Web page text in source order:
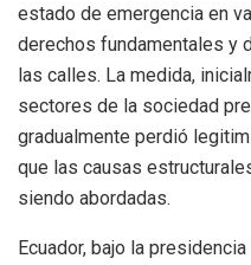
estado de emergencia en
derechos fundamentales y
las calles. La medida,
sectores de la sociedad
gradualmente perdió
que las causas
siendo abordadas.
Ecuador, bajo la